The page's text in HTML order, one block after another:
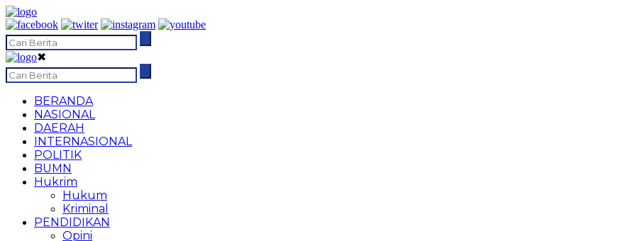
✖
BERANDA
NASIONAL
DAERAH
INTERNASIONAL
POLITIK
BUMN
Hukrim
Hukum
Kriminal
PENDIDIKAN
Opini